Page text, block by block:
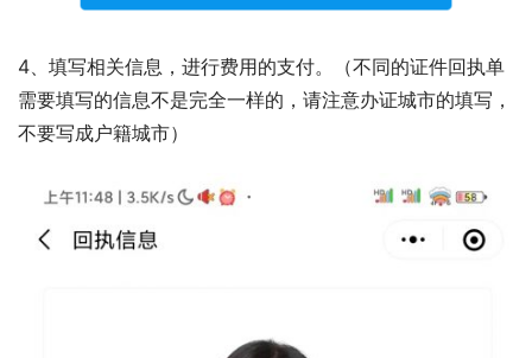
4、填写相关信息，进行费用的支付。（不同的证件回执单
需要填写的信息不是完全一样的，请注意办证城市的填写，
不要写成户籍城市）